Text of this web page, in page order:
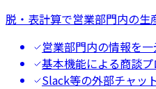
脱・表計算で営業部門内の
営業部門内の情報を
基本機能による商談
Slack等の外部チャッ